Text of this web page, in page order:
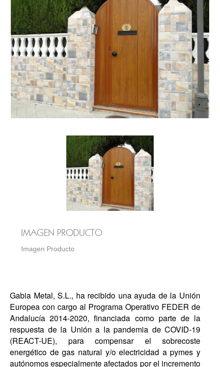
IMAGEN PRODUCTO
Imagen Producto
Gabia Metal, S.L., ha recibido una ayuda de la Unión
Europea con cargo al Programa Operativo FEDER de
Andalucía 2014-2020, financiada como parte de la
respuesta de la Unión a la pandemia de COVID-19
(REACT-UE), para compensar el sobrecoste
energético de gas natural y/o electricidad a pymes y
autónomos especialmente afectados por el incremento